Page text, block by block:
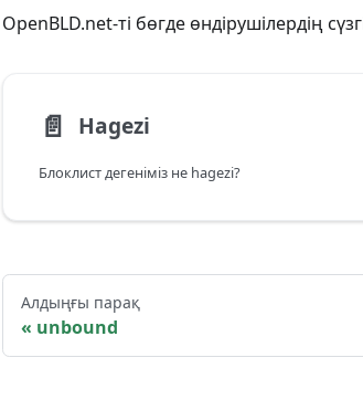
OpenBLD.net-ті бөгде өндірушілердің
📄️ Hagezi
Блоклист дегеніміз не hagezi?
Алдыңғы парақ
unbound